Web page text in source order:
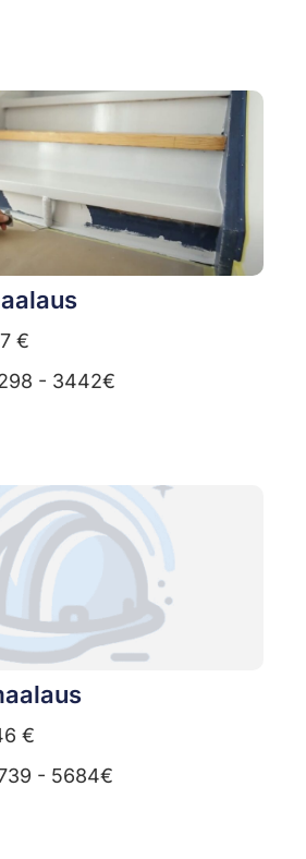
€
- 3442€
€
- 5684€